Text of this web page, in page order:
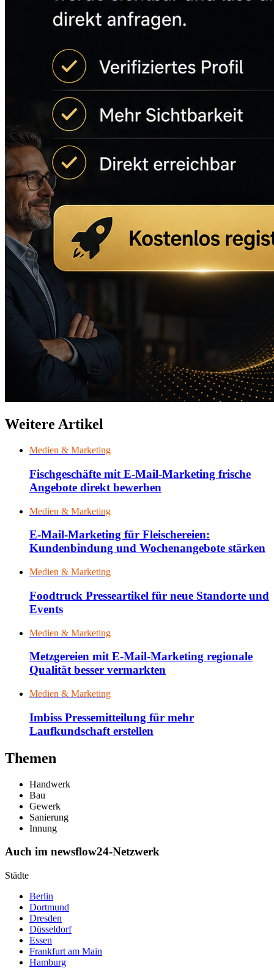
Weitere Artikel
Medien & Marketing
Fischgeschäfte mit E-Mail-Marketing frische
Angebote direkt bewerben
Medien & Marketing
E-Mail-Marketing für Fleischereien:
Kundenbindung und Wochenangebote stärken
Medien & Marketing
Foodtruck Presseartikel für neue Standorte und
Events
Medien & Marketing
Metzgereien mit E-Mail-Marketing regionale
Qualität besser vermarkten
Medien & Marketing
Imbiss Pressemitteilung für mehr
Laufkundschaft erstellen
Themen
Handwerk
Bau
Gewerk
Sanierung
Innung
Auch im newsflow24-Netzwerk
Städte
Berlin
Dortmund
Dresden
Düsseldorf
Essen
Frankfurt am Main
Hamburg